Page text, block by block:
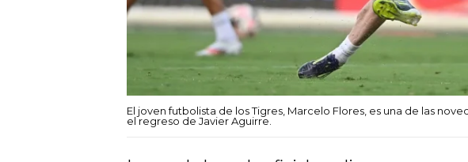
El joven futbolista de los Tigres, Marcelo Flores, es una de las
el regreso de Javier Aguirre.